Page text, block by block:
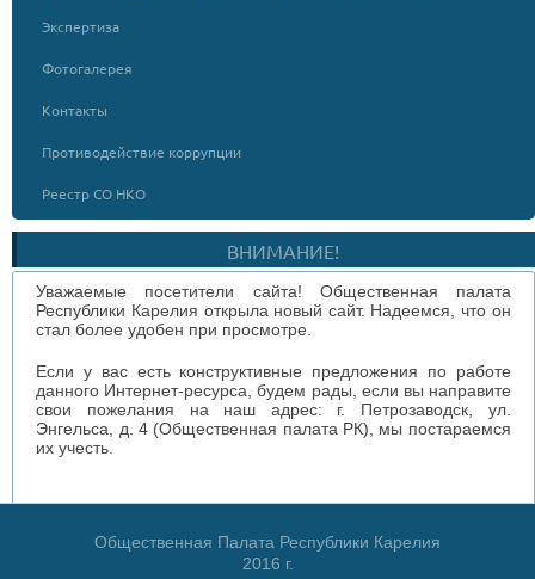
Экспертиза
Фотогалерея
Контакты
Противодействие коррупции
Реестр СО НКО
ВНИМАНИЕ!
Уважаемые посетители сайта! Общественная палата
Республики Карелия открыла новый сайт. Надеемся, что он
стал более удобен при просмотре.
Если у вас есть конструктивные предложения по работе
данного Интернет-ресурса, будем рады, если вы направите
свои пожелания на наш адрес: г. Петрозаводск, ул.
Энгельса, д. 4 (Общественная палата РК), мы постараемся
их учесть.
Общественная Палата Республики Карелия
2016 г.